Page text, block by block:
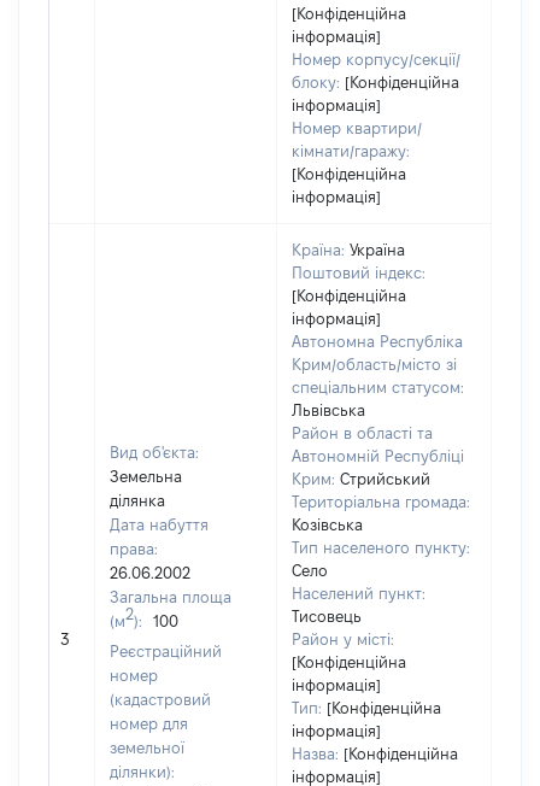
[Конфіденційна
інформація]
Номер корпусу/секції/
блоку: [Конфіденційна
інформація]
Номер квартири/
кімнати/гаражу:
[Конфіденційна
інформація]
3
Вид об'єкта:
Земельна
ділянка
Дата набуття
права:
26.06.2002
Загальна площа
(м2):
100
Реєстраційний
номер
(кадастровий
номер для
земельної
ділянки):
Країна: Україна
Поштовий індекс:
[Конфіденційна
інформація]
Автономна Республіка
Крим/область/місто зі
спеціальним статусом:
Львівська
Район в області та
Автономній Республіці
Крим: Стрийський
Територіальна громада:
Козівська
Тип населеного пункту:
Село
Населений пункт:
Тисовець
Район у місті:
[Конфіденційна
інформація]
Тип: [Конфіденційна
інформація]
Назва: [Конфіденційна
інформація]